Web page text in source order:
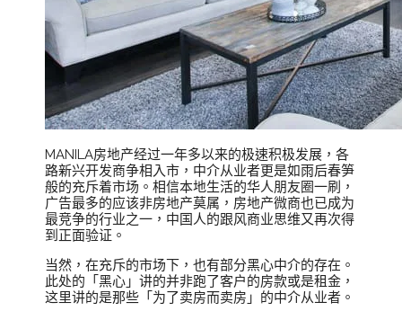
MANILA房地产经过一年多以来的极速积极发展，各
路新兴开发商争相入市，中介从业者更是如雨后春笋
般的充斥着市场。相信本地生活的华人朋友圈一刷，
广告最多的应该非房地产莫属，房地产微商也已成为
最竞争的行业之一，中国人的跟风商业思维又再次得
到正面验证。
当然，在充斥的市场下，也有部分黑心中介的存在。
此处的「黑心」讲的并非跑了客户的房款或是租金，
这里讲的是那些「为了卖房而卖房」的中介从业者。